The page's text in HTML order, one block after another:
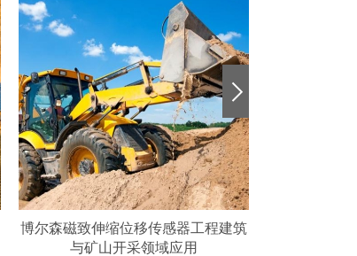
博尔森磁致伸缩位移传感器工程建筑
与矿山开采领域应用